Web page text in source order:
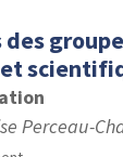
des
Perceau-